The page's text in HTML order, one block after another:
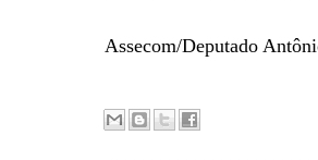
Assecom/Deputado